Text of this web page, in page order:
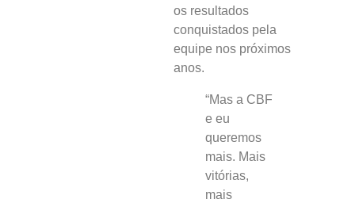
os resultados
conquistados pela
equipe nos próximos
anos.
“Mas a CBF
e eu
queremos
mais. Mais
vitórias,
mais